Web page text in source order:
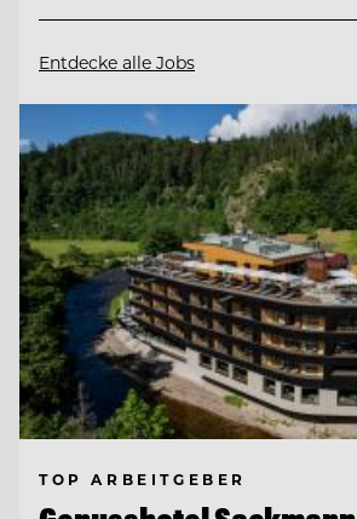
Entdecke alle Jobs
TOP ARBEITGEBER